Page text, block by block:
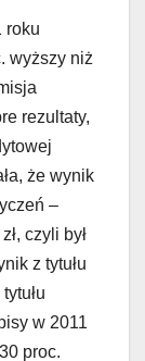
roku
wyższy niż
rezultaty,
że wynik
–
czyli był
z tytułu
w 2011
proc.